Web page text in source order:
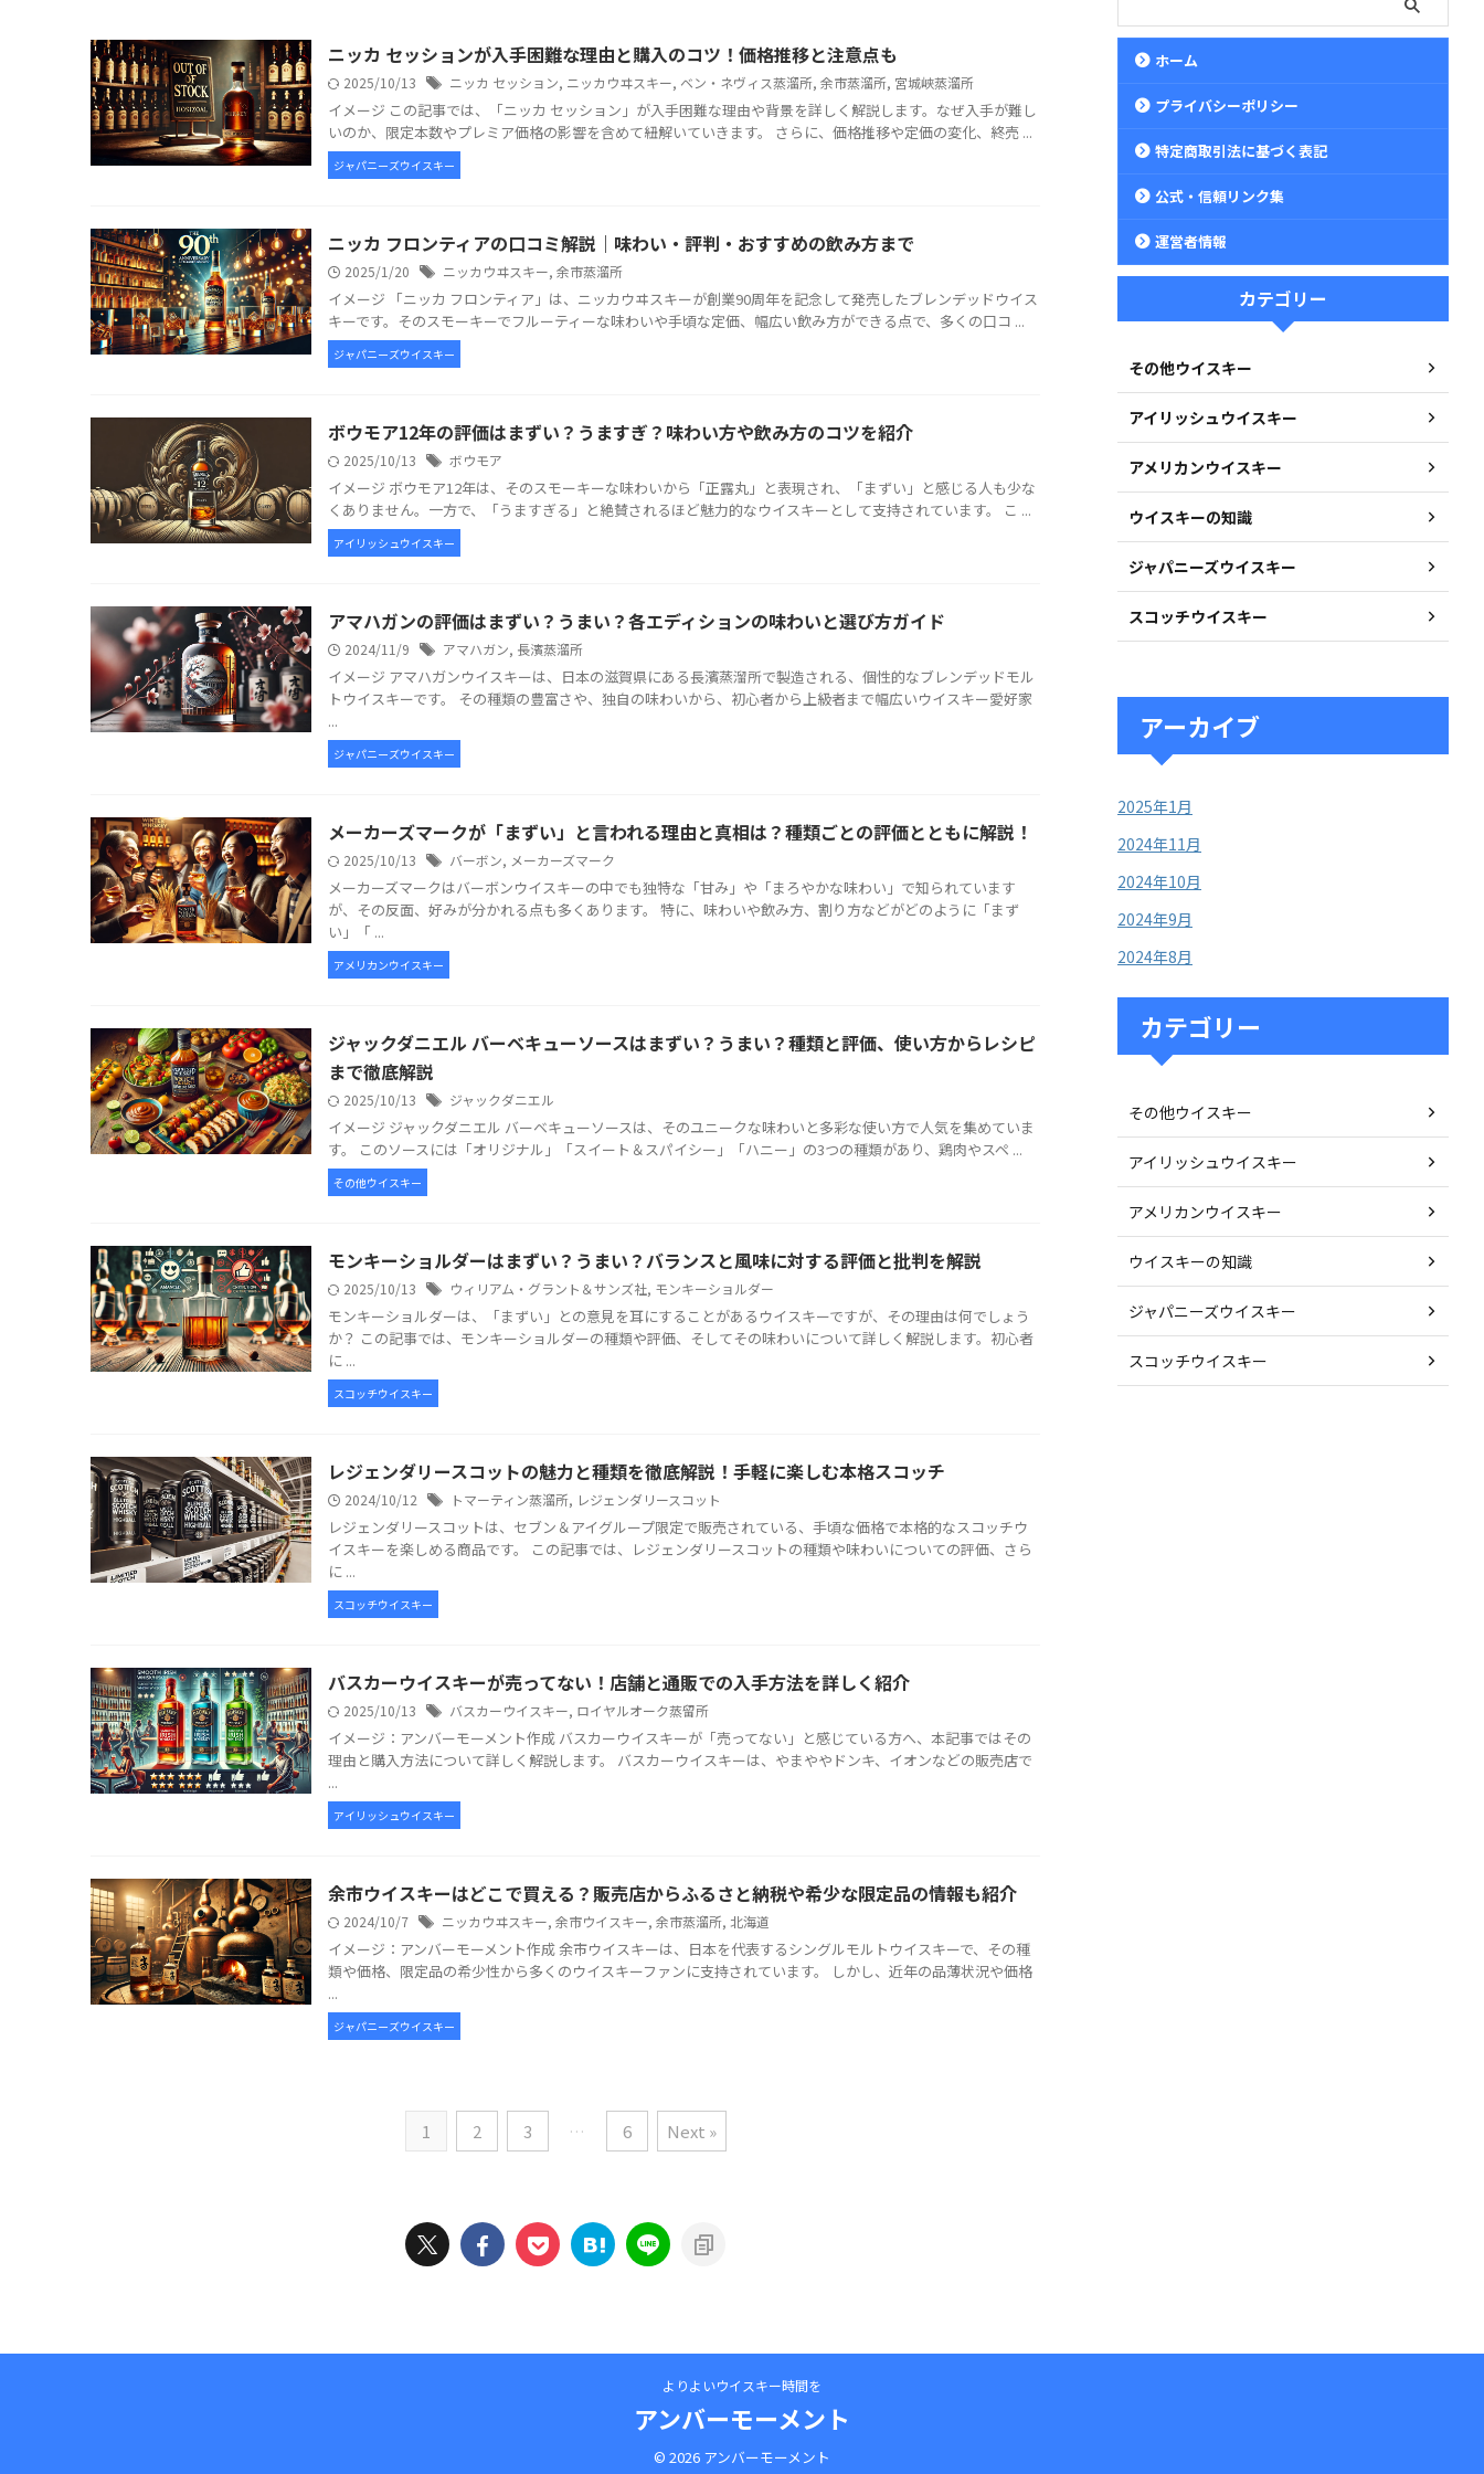
ニッカ セッションが入手困難な理由と購入のコツ！価格推移と注意点も
2025/10/13 ニッカ セッション, ニッカウヰスキー, ベン・ネヴィス蒸溜所, 余市蒸溜所, 宮城峡蒸溜所
イメージ この記事では、「ニッカ セッション」が入手困難な理由や背景を詳しく解説します。なぜ入手が難し
いのか、限定本数やプレミア価格の影響を含めて紐解いていきます。 さらに、価格推移や定価の変化、終売 ...
ジャパニーズウイスキー
ニッカ フロンティアの口コミ解説｜味わい・評判・おすすめの飲み方まで
2025/1/20 ニッカウヰスキー, 余市蒸溜所
イメージ 「ニッカ フロンティア」は、ニッカウヰスキーが創業90周年を記念して発売したブレンデッドウイス
キーです。そのスモーキーでフルーティーな味わいや手頃な定価、幅広い飲み方ができる点で、多くの口コ ...
ジャパニーズウイスキー
ボウモア12年の評価はまずい？うますぎ？味わい方や飲み方のコツを紹介
2025/10/13 ボウモア
イメージ ボウモア12年は、そのスモーキーな味わいから「正露丸」と表現され、「まずい」と感じる人も少な
くありません。一方で、「うますぎる」と絶賛されるほど魅力的なウイスキーとして支持されています。 こ ...
アイリッシュウイスキー
アマハガンの評価はまずい？うまい？各エディションの味わいと選び方ガイド
2024/11/9 アマハガン, 長濱蒸溜所
イメージ アマハガンウイスキーは、日本の滋賀県にある長濱蒸溜所で製造される、個性的なブレンデッドモル
トウイスキーです。 その種類の豊富さや、独自の味わいから、初心者から上級者まで幅広いウイスキー愛好家
...
ジャパニーズウイスキー
メーカーズマークが「まずい」と言われる理由と真相は？種類ごとの評価とともに解説！
2025/10/13 バーボン, メーカーズマーク
メーカーズマークはバーボンウイスキーの中でも独特な「甘み」や「まろやかな味わい」で知られています
が、その反面、好みが分かれる点も多くあります。 特に、味わいや飲み方、割り方などがどのように「まず
い」「 ...
アメリカンウイスキー
ジャックダニエル バーベキューソースはまずい？うまい？種類と評価、使い方からレシピ
まで徹底解説
2025/10/13 ジャックダニエル
イメージ ジャックダニエル バーベキューソースは、そのユニークな味わいと多彩な使い方で人気を集めていま
す。 このソースには「オリジナル」「スイート＆スパイシー」「ハニー」の3つの種類があり、鶏肉やスペ ...
その他ウイスキー
モンキーショルダーはまずい？うまい？バランスと風味に対する評価と批判を解説
2025/10/13 ウィリアム・グラント＆サンズ社, モンキーショルダー
モンキーショルダーは、「まずい」との意見を耳にすることがあるウイスキーですが、その理由は何でしょう
か？ この記事では、モンキーショルダーの種類や評価、そしてその味わいについて詳しく解説します。初心者
に ...
スコッチウイスキー
レジェンダリースコットの魅力と種類を徹底解説！手軽に楽しむ本格スコッチ
2024/10/12 トマーティン蒸溜所, レジェンダリースコット
レジェンダリースコットは、セブン＆アイグループ限定で販売されている、手頃な価格で本格的なスコッチウ
イスキーを楽しめる商品です。 この記事では、レジェンダリースコットの種類や味わいについての評価、さら
に ...
スコッチウイスキー
バスカーウイスキーが売ってない！店舗と通販での入手方法を詳しく紹介
2025/10/13 バスカーウイスキー, ロイヤルオーク蒸留所
イメージ：アンバーモーメント作成 バスカーウイスキーが「売ってない」と感じている方へ、本記事ではその
理由と購入方法について詳しく解説します。 バスカーウイスキーは、やまややドンキ、イオンなどの販売店で
...
アイリッシュウイスキー
余市ウイスキーはどこで買える？販売店からふるさと納税や希少な限定品の情報も紹介
2024/10/7 ニッカウヰスキー, 余市ウイスキー, 余市蒸溜所, 北海道
イメージ：アンバーモーメント作成 余市ウイスキーは、日本を代表するシングルモルトウイスキーで、その種
類や価格、限定品の希少性から多くのウイスキーファンに支持されています。 しかし、近年の品薄状況や価格
...
ジャパニーズウイスキー
1 2 3 … 6 Next »
ホーム
プライバシーポリシー
特定商取引法に基づく表記
公式・信頼リンク集
運営者情報
カテゴリー
その他ウイスキー
アイリッシュウイスキー
アメリカンウイスキー
ウイスキーの知識
ジャパニーズウイスキー
スコッチウイスキー
アーカイブ
2025年1月
2024年11月
2024年10月
2024年9月
2024年8月
カテゴリー
その他ウイスキー
アイリッシュウイスキー
アメリカンウイスキー
ウイスキーの知識
ジャパニーズウイスキー
スコッチウイスキー
よりよいウイスキー時間を
アンバーモーメント
© 2026 アンバーモーメント